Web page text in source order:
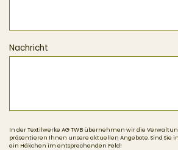
Nachricht
In der Textilwerke AG TWB übernehmen wir die
präsentieren Ihnen unsere aktuellen Angebote. Sind Sie
ein Häkchen im entsprechenden Feld!